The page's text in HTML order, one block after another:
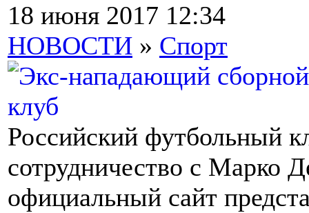
18 июня 2017 12:34
НОВОСТИ » Спорт
Российский футбольный
сотрудничество с Марко
официальный сайт